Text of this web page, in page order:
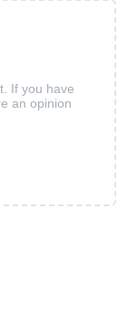
If you have
an opinion